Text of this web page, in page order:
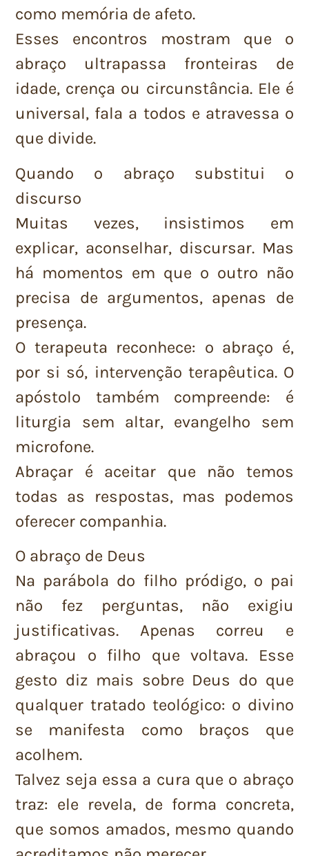
como memória de afeto.
Esses encontros mostram que o
abraço ultrapassa fronteiras de
idade, crença ou circunstância. Ele é
universal, fala a todos e atravessa o
que divide.
Quando o abraço substitui o
discurso
Muitas vezes, insistimos em
explicar, aconselhar, discursar. Mas
há momentos em que o outro não
precisa de argumentos, apenas de
presença.
O terapeuta reconhece: o abraço é,
por si só, intervenção terapêutica. O
apóstolo também compreende: é
liturgia sem altar, evangelho sem
microfone.
Abraçar é aceitar que não temos
todas as respostas, mas podemos
oferecer companhia.
O abraço de Deus
Na parábola do filho pródigo, o pai
não fez perguntas, não exigiu
justificativas. Apenas correu e
abraçou o filho que voltava. Esse
gesto diz mais sobre Deus do que
qualquer tratado teológico: o divino
se manifesta como braços que
acolhem.
Talvez seja essa a cura que o abraço
traz: ele revela, de forma concreta,
que somos amados, mesmo quando